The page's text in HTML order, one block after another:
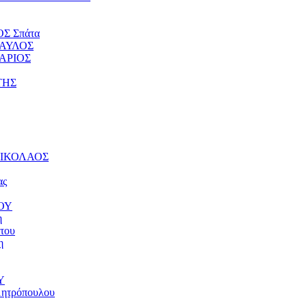
Σπάτα